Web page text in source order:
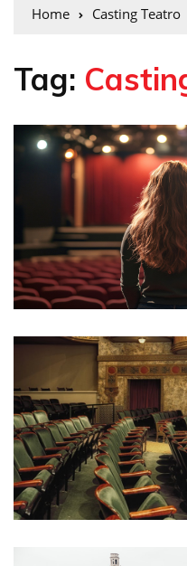
Home Casting Teatro
Tag: